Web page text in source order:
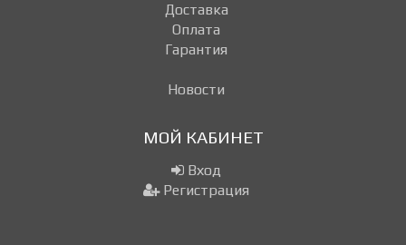
Доставка
Оплата
Гарантия
Новости
МОЙ КАБИНЕТ
Вход
Регистрация